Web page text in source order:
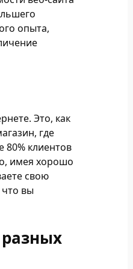
опыта,
Это, как
где
клиентов
имея хорошо
свою
вы